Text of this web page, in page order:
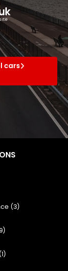
cars
(3)